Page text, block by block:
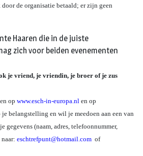
de organisatie betaald; er zijn geen
Haaren die in de juiste
zich voor beiden evenementen
je vriend, je vriendin, je broer of je zus
op www.esch-in-europa.nl en op
je belangstelling en wil je meedoen aan een van
gegevens (naam, adres, telefoonnummer,
eschtrefpunt@hotmail.com of